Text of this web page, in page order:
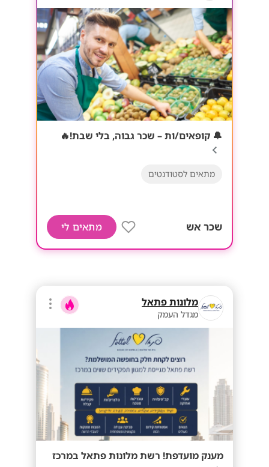
🔔 קופאים/ות – שכר גבוה, בלי שבת!🔥
מתאים לסטודנטים
שכר אש מתאים לי
מלונות פתאל
מגדל העמק
מענק מועדפת! רשת מלונות פתאל במרכז